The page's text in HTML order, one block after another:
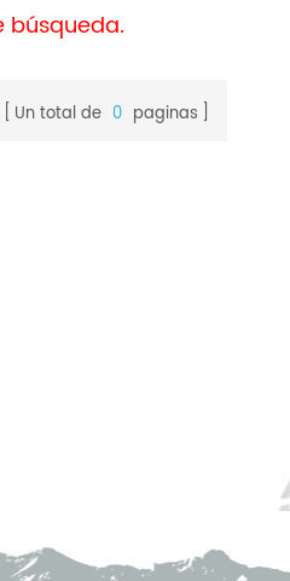
búsqueda.
Un total de 0 paginas